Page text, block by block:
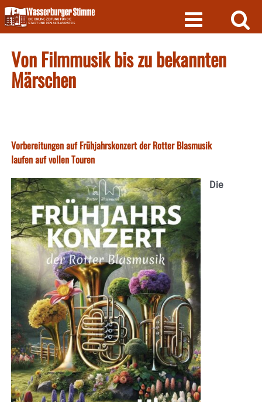
Skip
to
content
Von Filmmusik bis zu bekannten
Märschen
Vorbereitungen auf Frühjahrskonzert der Rotter Blasmusik
laufen auf vollen Touren
Die